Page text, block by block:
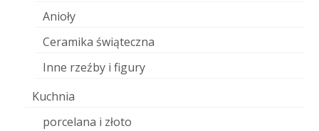
Anioły
Ceramika świąteczna
Inne rzeźby i figury
Kuchnia
porcelana i złoto